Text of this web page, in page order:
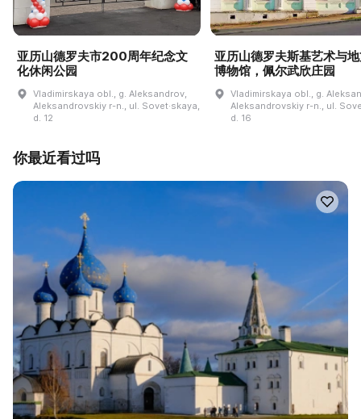
亚历山德罗夫市200周年纪念文
化休闲公园
Vladimirskaya obl., g. Aleksandrov,
Aleksandrovskiy r-n., ul. Sovet·skaya,
d. 12
亚历山德罗夫斯基艺术与
博物馆，佩尔武欣庄园
Vladimirskaya obl., g.
Aleksandrovskiy r-n., ul.
d. 16
你最近看过吗